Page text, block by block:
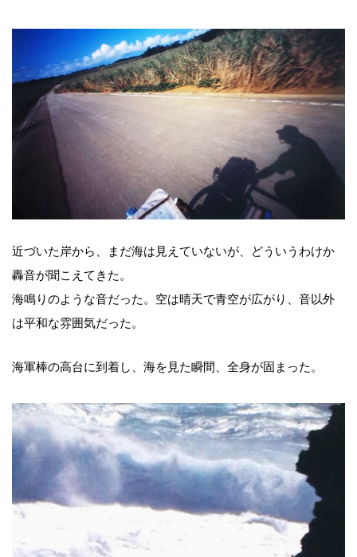
近づいた岸から、まだ海は見えていないが、どういうわけか
轟音が聞こえてきた。
海鳴りのような音だった。空は晴天で青空が広がり、音以外
は平和な雰囲気だった。
海軍棒の高台に到着し、海を見た瞬間、全身が固まった。